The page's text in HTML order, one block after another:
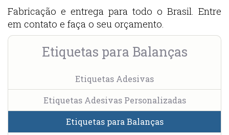
Fabricação e entrega para todo o Brasil. Entre
em contato e faça o seu orçamento.
Etiquetas para Balanças
Etiquetas Adesivas
Etiquetas Adesivas Personalizadas
Etiquetas para Balanças